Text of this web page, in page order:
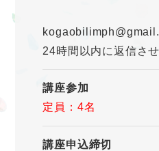
24時間以内に返信さ
講座参加
定員：4名
講座申込締切